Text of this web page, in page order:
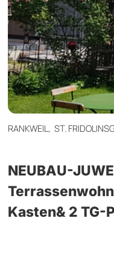
RANKWEIL, ST.
NEUBAU-
Kasten& 2 TG-